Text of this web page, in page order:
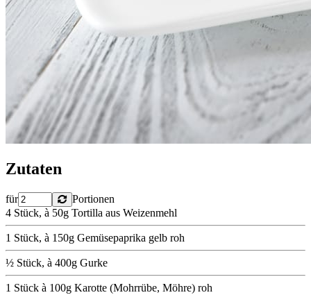
Zutaten
für
Portionen
4 Stück, à 50g Tortilla aus Weizenmehl
1 Stück, à 150g Gemüsepaprika gelb roh
½ Stück, à 400g Gurke
1 Stück à 100g Karotte (Mohrrübe, Möhre) roh